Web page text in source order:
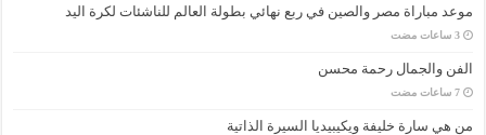
موعد مباراة مصر والصين في ربع نهائي بطولة العالم للناشئات لكرة اليد
‏3 ساعات مضت
الفن والجمال رحمة محسن
‏7 ساعات مضت
من هي سارة خليفة ويكيبيديا السيرة الذاتية